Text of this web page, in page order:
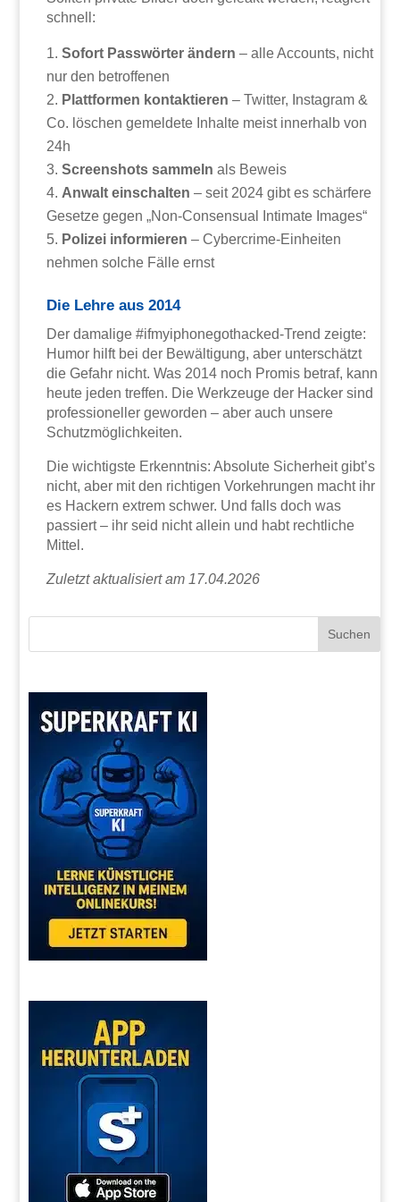
schnell:
Sofort Passwörter ändern – alle Accounts, nicht
nur den betroffenen
Plattformen kontaktieren – Twitter, Instagram &
Co. löschen gemeldete Inhalte meist innerhalb von
24h
Screenshots sammeln als Beweis
Anwalt einschalten – seit 2024 gibt es schärfere
Gesetze gegen „Non-Consensual Intimate Images“
Polizei informieren – Cybercrime-Einheiten
nehmen solche Fälle ernst
Die Lehre aus 2014
Der damalige #ifmyiphonegothacked-Trend zeigte:
Humor hilft bei der Bewältigung, aber unterschätzt
die Gefahr nicht. Was 2014 noch Promis betraf, kann
heute jeden treffen. Die Werkzeuge der Hacker sind
professioneller geworden – aber auch unsere
Schutzmöglichkeiten.
Die wichtigste Erkenntnis: Absolute Sicherheit gibt’s
nicht, aber mit den richtigen Vorkehrungen macht ihr
es Hackern extrem schwer. Und falls doch was
passiert – ihr seid nicht allein und habt rechtliche
Mittel.
Zuletzt aktualisiert am 17.04.2026